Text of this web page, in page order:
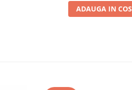
ADAUGA IN COS